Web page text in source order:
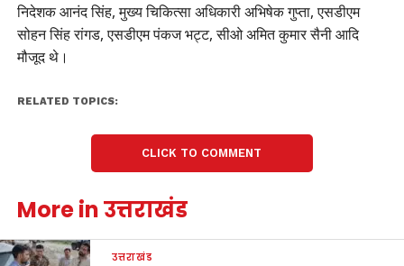
निदेशक आनंद सिंह, मुख्य चिकित्सा अधिकारी अभिषेक गुप्ता, एसडीएम
सोहन सिंह रांगड, एसडीएम पंकज भट्ट, सीओ अमित कुमार सैनी आदि
मौजूद थे।
RELATED TOPICS:
CLICK TO COMMENT
More in उत्तराखंड
उत्तराखंड